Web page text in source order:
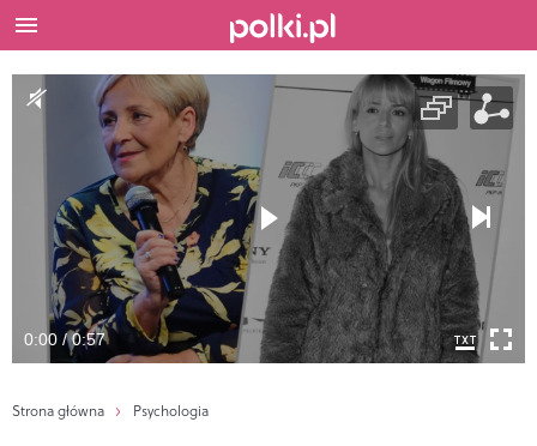
0:00 / 0:57
Strona główna Psychologia